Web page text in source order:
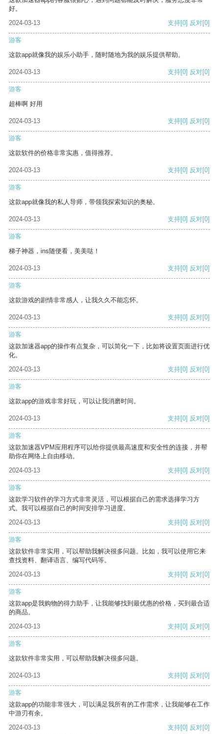
好。
2024-03-13
支持[0] 反对[0]
游客
这款app就像我的娱乐小助手，随时随地为我的娱乐提供帮助。
2024-03-13 支持[0] 反对[0]
游客
超棒啊 好用
2024-03-13 支持[0] 反对[0]
游客
这款软件的价格非常实惠，值得推荐。
2024-03-13 支持[0] 反对[0]
游客
这款app就像我的私人导师，带领我探索知识的奥秘。
2024-03-13 支持[0] 反对[0]
游客
梯子神器，ins随便看，美美哒！
2024-03-13 支持[0] 反对[0]
游客
这款游戏的剧情非常感人，让我久久不能忘怀。
2024-03-13 支持[0] 反对[0]
游客
这款加速器app的操作有点复杂，可以简化一下，比如将设置页面进行优
化。
2024-03-13
支持[0] 反对[0]
游客
这款app的游戏非常好玩，可以让我消磨时间。
2024-03-13 支持[0] 反对[0]
游客
这款加速器VPM应用程序可以给你提供最高速度和安全性的连接，并帮
助你在网络上自由移动。
2024-03-13
支持[0] 反对[0]
游客
这款学习软件的学习方式非常灵活，可以根据自己的需求选择学习方
式。我可以根据自己的时间安排学习进度。
2024-03-13
支持[0] 反对[0]
游客
这款软件非常实用，可以帮助我解决很多问题。比如，我可以使用它来
查找资料、翻译语言、编写代码等。
2024-03-13
支持[0] 反对[0]
游客
这款app是我购物的得力助手，让我能够找到最优惠的价格，买到最合适
的商品。
2024-03-13
支持[0] 反对[0]
游客
这款软件非常实用，可以帮助我解决很多问题。
2024-03-13 支持[0] 反对[0]
游客
这款app的功能非常强大，可以满足我所有的工作需求，让我能够在工作
中游刃有余。
2024-03-13
支持[0] 反对[0]